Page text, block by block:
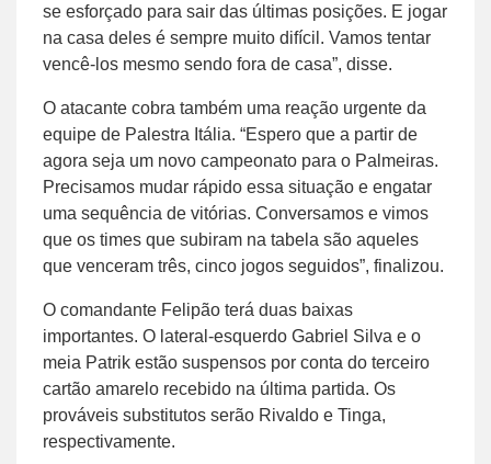
se esforçado para sair das últimas posições. E jogar
na casa deles é sempre muito difícil. Vamos tentar
vencê-los mesmo sendo fora de casa”, disse.
O atacante cobra também uma reação urgente da
equipe de Palestra Itália. “Espero que a partir de
agora seja um novo campeonato para o Palmeiras.
Precisamos mudar rápido essa situação e engatar
uma sequência de vitórias. Conversamos e vimos
que os times que subiram na tabela são aqueles
que venceram três, cinco jogos seguidos”, finalizou.
O comandante Felipão terá duas baixas
importantes. O lateral-esquerdo Gabriel Silva e o
meia Patrik estão suspensos por conta do terceiro
cartão amarelo recebido na última partida. Os
prováveis substitutos serão Rivaldo e Tinga,
respectivamente.